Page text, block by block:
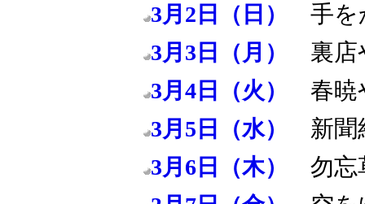
3月2日（日） 手を
3月3日（月） 裏店
3月4日（火） 春暁
3月5日（水） 新聞
3月6日（木） 勿忘